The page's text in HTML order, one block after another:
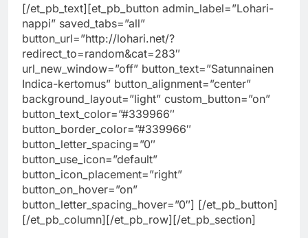
[/et_pb_text][et_pb_button admin_label=”Lohari-
nappi” saved_tabs=”all”
button_url=”http://lohari.net/?
redirect_to=random&cat=283″
url_new_window=”off” button_text=”Satunnainen
Indica-kertomus” button_alignment=”center”
background_layout=”light” custom_button=”on”
button_text_color=”#339966″
button_border_color=”#339966″
button_letter_spacing=”0″
button_use_icon=”default”
button_icon_placement=”right”
button_on_hover=”on”
button_letter_spacing_hover=”0″] [/et_pb_button]
[/et_pb_column][/et_pb_row][/et_pb_section]